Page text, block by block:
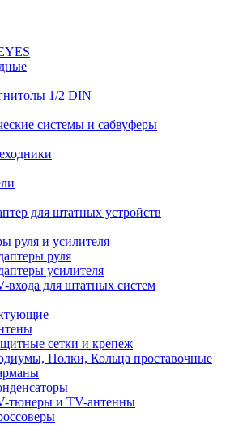
1/2 DIN
системы и сабвуферы
для штатных устройств
руля и усилителя
руля
усилителя
входа для штатных систем
сетки и крепеж
Полки, Кольца проставочные
тюнеры и TV-антенны